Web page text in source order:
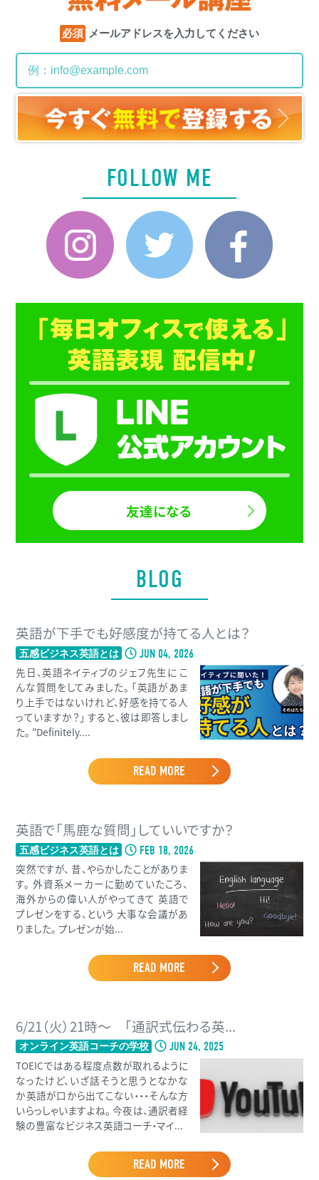
必須 メールアドレスを入力してください
FOLLOW ME
友達になる
BLOG
英語が下手でも好感度が持てる人とは？
五感ビジネス英語とは JUN 04, 2026
先日、英語ネイティブのジェフ先生に こ
んな質問をしてみました。 「英語があま
り上手ではないけれど、好感を持てる人
っていますか？」 すると、彼は即答しまし
た。 "Definitely....
READ MORE
英語で「馬鹿な質問」していいですか？
五感ビジネス英語とは FEB 18, 2026
突然ですが、 昔、やらかしたことがありま
す。 外資系メーカーに勤めていたころ、
海外からの偉い人がやってきて 英語で
プレゼンをする、という 大事な会議があ
りました。 プレゼンが始...
READ MORE
6/21（火）21時〜 「通訳式伝わる英...
オンライン英語コーチの学校 JUN 24, 2025
TOEICではある程度点数が取れるように
なったけど、いざ話そうと思うとなかな
か英語が口から出てこない・・・そんな方
いらっしゃいますよね。 今夜は、通訳者経
験の豊富なビジネス英語コーチ・マイ...
READ MORE